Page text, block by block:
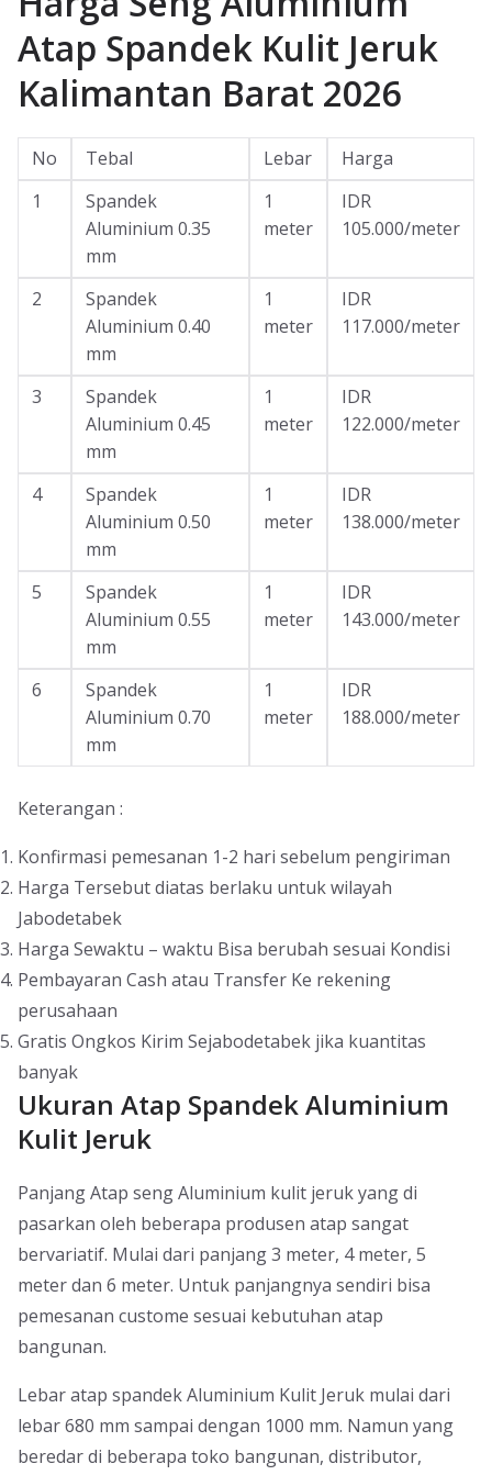
Atap Spandek Kulit Jeruk
Kalimantan Barat 2026
No Tebal Lebar
Harga
1
Spandek
Aluminium 0.35
mm
1
meter
IDR
105.000/meter
2
Spandek
Aluminium 0.40
mm
1
meter
IDR
117.000/meter
3
Spandek
Aluminium 0.45
mm
1
meter
IDR
122.000/meter
4
Spandek
Aluminium 0.50
mm
1
meter
IDR
138.000/meter
5
Spandek
Aluminium 0.55
mm
1
meter
IDR
143.000/meter
6
Spandek
Aluminium 0.70
mm
1
meter
IDR
188.000/meter
Keterangan :
Konfirmasi pemesanan 1-2 hari sebelum pengiriman
Harga Tersebut diatas berlaku untuk wilayah
Jabodetabek
Harga Sewaktu – waktu Bisa berubah sesuai Kondisi
Pembayaran Cash atau Transfer Ke rekening
perusahaan
Gratis Ongkos Kirim Sejabodetabek jika kuantitas
banyak
Ukuran Atap Spandek Aluminium
Kulit Jeruk
Panjang Atap seng Aluminium kulit jeruk yang di
pasarkan oleh beberapa produsen atap sangat
bervariatif. Mulai dari panjang 3 meter, 4 meter, 5
meter dan 6 meter. Untuk panjangnya sendiri bisa
pemesanan custome sesuai kebutuhan atap
bangunan.
Lebar atap spandek Aluminium Kulit Jeruk mulai dari
lebar 680 mm sampai dengan 1000 mm. Namun yang
beredar di beberapa toko bangunan, distributor,